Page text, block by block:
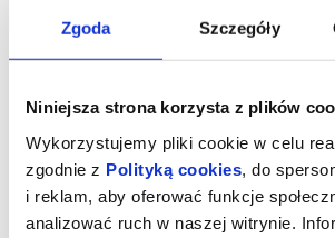
Zgoda Szczegóły
Niniejsza strona korzysta z plików
Wykorzystujemy pliki cookie w celu
zgodnie z Polityką cookies , do
i reklam, aby oferować funkcje
analizować ruch w naszej witrynie.